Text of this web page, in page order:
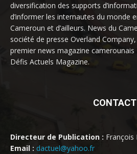
diversification des supports
d’informer les internautes du monde
Cameroun et d’ailleurs. News du
société de presse Overland
premier news magazine
Défis Actuels Magazine.
CONTACT
Directeur de Publication : François
Email : dactuel@yahoo.fr